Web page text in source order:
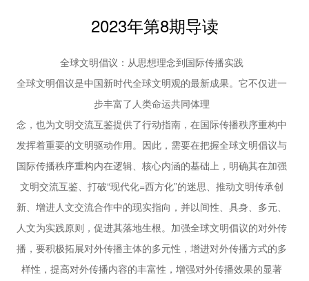
全”的话语重心变化，美西方也意图进一步转移盟友间和国家内
47 | 《柴米油盐之上》的“出海”新探索及其启示意义
华露欣 辛红娟
胡美东
54 | 聚焦“Z世代”：中华文化主题对外出版动态观察
理论平台
国际政治中的风险话语研究
周庆安 李慧韬 刘勇亮 韩昊鹏
63 | 媒介生成性视角下中国式现代化的国际传播
乔振祺
66 | 加快构建中国特色战略传播体系
2023战略传播论坛综述
王岩 宁雨奇
2023年第8期导读
全球文明倡议：从思想理念到国际传播实践
全球文明倡议是中国新时代全球文明观的最新成果。它不仅进一
步丰富了人类命运共同体理
念，也为文明交流互鉴提供了行动指南，在国际传播秩序重构中
发挥着重要的文明驱动作用。因此，需要在把握全球文明倡议与
国际传播秩序重构内在逻辑、核心内涵的基础上，明确其在加强
文明交流互鉴、打破“现代化=西方化”的迷思、推动文明传承创
新、增进人文交流合作中的现实指向，并以间性、具身、多元、
人文为实践原则，促进其落地生根。加强全球文明倡议的对外传
播，要积极拓展对外传播主体的多元性，增进对外传播方式的多
样性，提高对外传播内容的丰富性，增强对外传播效果的显著